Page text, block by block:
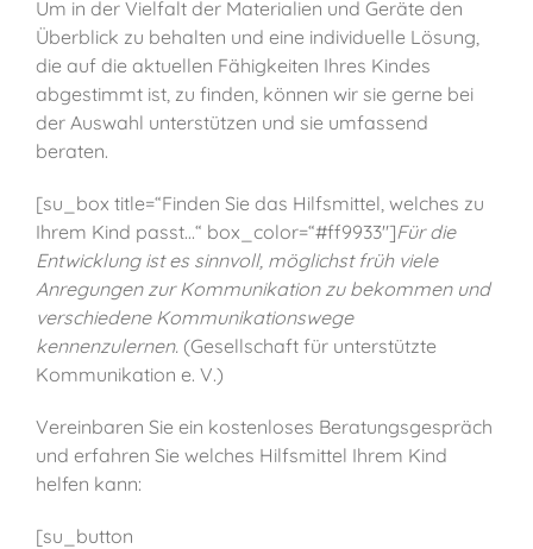
Um in der Vielfalt der Materialien und Geräte den
Überblick zu behalten und eine individuelle Lösung,
die auf die aktuellen Fähigkeiten Ihres Kindes
abgestimmt ist, zu finden, können wir sie gerne bei
der Auswahl unterstützen und sie umfassend
beraten.
[su_box title=“Finden Sie das Hilfsmittel, welches zu
Ihrem Kind passt…“ box_color=“#ff9933″]Für die
Entwicklung ist es sinnvoll, möglichst früh viele
Anregungen zur Kommunikation zu bekommen und
verschiedene Kommunikationswege
kennenzulernen. (Gesellschaft für unterstützte
Kommunikation e. V.)
Vereinbaren Sie ein kostenloses Beratungsgespräch
und erfahren Sie welches Hilfsmittel Ihrem Kind
helfen kann:
[su_button